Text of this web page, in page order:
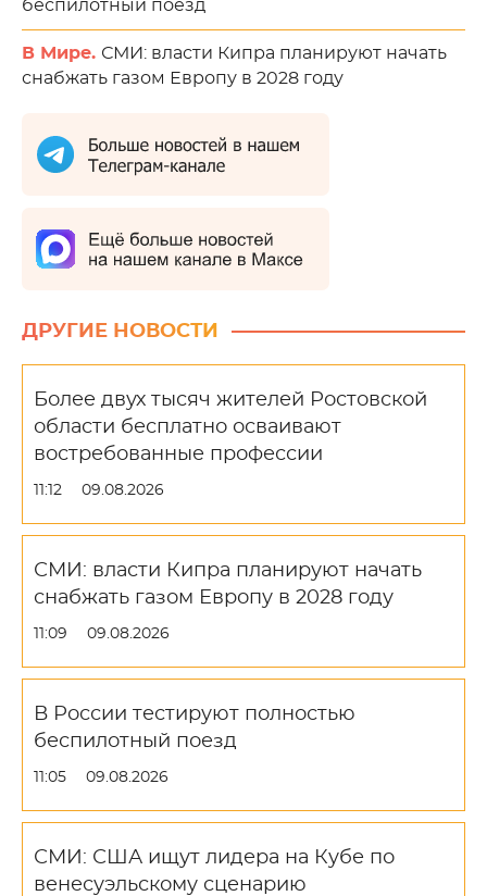
беспилотный поезд
В Мире. СМИ: власти Кипра планируют начать
снабжать газом Европу в 2028 году
ДРУГИЕ НОВОСТИ
Более двух тысяч жителей Ростовской
области бесплатно осваивают
востребованные профессии
11:12 09.08.2026
СМИ: власти Кипра планируют начать
снабжать газом Европу в 2028 году
11:09 09.08.2026
В России тестируют полностью
беспилотный поезд
11:05 09.08.2026
СМИ: США ищут лидера на Кубе по
венесуэльскому сценарию